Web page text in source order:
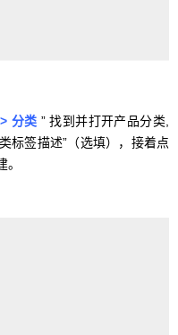
分类 ” 找到并打开产品分类,
标签描述”（选填），接着点